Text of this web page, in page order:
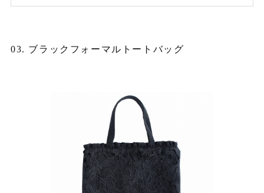
03. ブラックフォーマルトートバッグ